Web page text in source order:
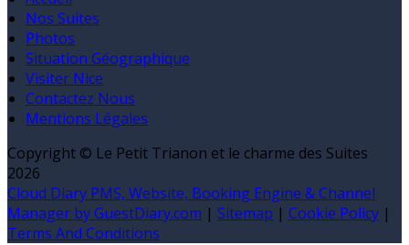
Nos Suites
Photos
Situation Géographique
Visiter Nice
Contactez Nous
Mentions Légales
Copyright © Le Petit Trianon et le charme des Suites
2026
Cloud Diary PMS, Website, Booking Engine & Channel
Manager by GuestDiary.com | Sitemap | Cookie Policy |
Terms And Conditions